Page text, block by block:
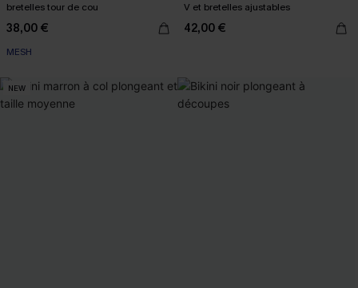
bretelles tour de cou
38,00 €
MESH
V et bretelles ajustables
42,00 €
NEW